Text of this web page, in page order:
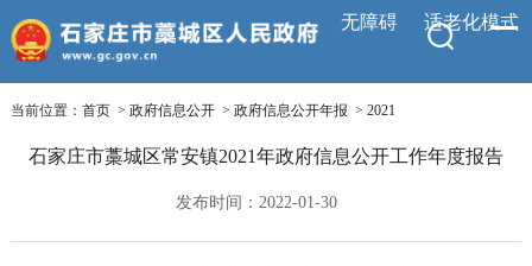
无障碍 适老化模式
当前位置： 首页> 政府信息公开> 政府信息公开年报 > 2021
石家庄市藁城区常安镇2021年政府信息公开工作年度报告
发布时间：2022-01-30